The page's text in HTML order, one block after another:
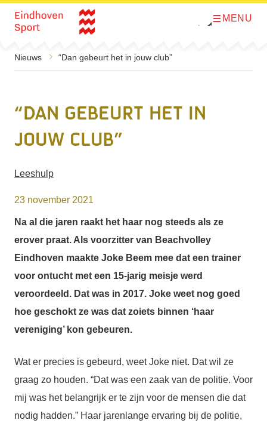
Direct naar de inhoud
O
n
MENU
Nieuws “Dan gebeurt het in jouw club”
“Dan gebeurt het in
jouw club”
Leeshulp
23 november 2021
Na al die jaren raakt het haar nog steeds als ze
erover praat. Als voorzitter van Beachvolley
Eindhoven maakte Joke Beem mee dat een trainer
voor ontucht met een 15-jarig meisje werd
veroordeeld. Dat was in 2017. Joke weet nog goed
hoe geschokt ze was dat zoiets binnen ‘haar
vereniging’ kon gebeuren.
Wat er precies is gebeurd, weet Joke niet. Dat wil ze
graag zo houden. “Dat was een zaak van de politie. Voor
mij was het belangrijk er te zijn voor de mensen die dat
nodig hadden.” Haar jarenlange ervaring bij de politie,